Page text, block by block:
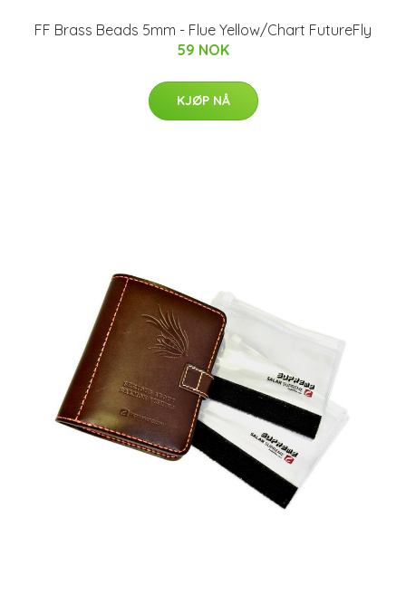
FF Brass Beads 5mm - Flue Yellow/Chart FutureFly
59 NOK
KJØP NÅ